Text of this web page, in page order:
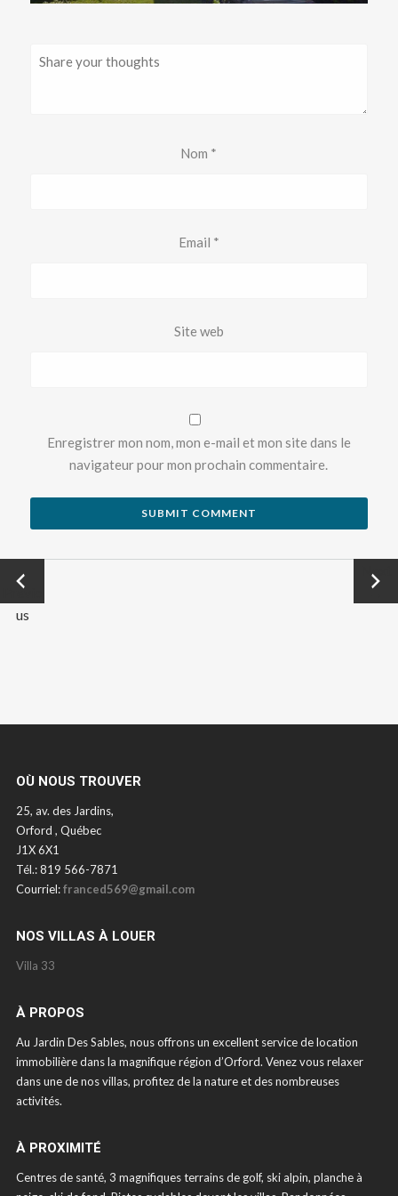
Nom *
Email *
Site web
Enregistrer mon nom, mon e-mail et mon site dans le
navigateur pour mon prochain commentaire.
←
Previo
us
Next
→
OÙ NOUS TROUVER
25, av. des Jardins,
Orford , Québec
J1X 6X1
Tél.: 819 566-7871
Courriel:franced569@gmail.com
NOS VILLAS À LOUER
Villa 33
À PROPOS
Au Jardin Des Sables, nous offrons un excellent service de location
immobilière dans la magnifique région d’Orford. Venez vous relaxer
dans une de nos villas, profitez de la nature et des nombreuses
activités.
À PROXIMITÉ
Centres de santé, 3 magnifiques terrains de golf, ski alpin, planche à